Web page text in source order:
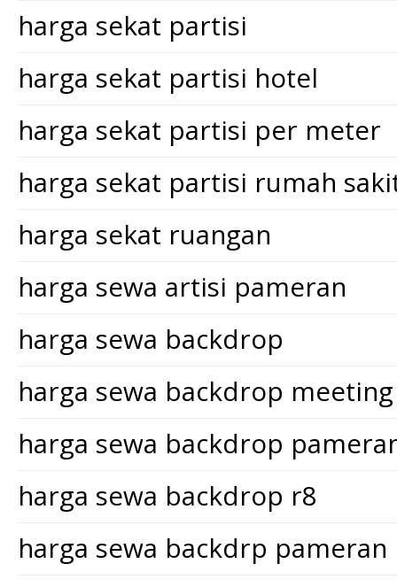
harga sekat partisi
harga sekat partisi hotel
harga sekat partisi per meter
harga sekat partisi rumah
harga sekat ruangan
harga sewa artisi pameran
harga sewa backdrop
harga sewa backdrop meeting
harga sewa backdrop
harga sewa backdrop r8
harga sewa backdrp pameran